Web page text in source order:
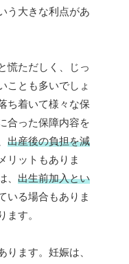
う大きな利点があ
慌ただしく、じっ
ことも多いでしょ
ち着いて様々な保
合った保障内容を
出産後の負担を減
リットもありま
、 出生前加入とい
いる場合もありま
ます。
ります。妊娠は、